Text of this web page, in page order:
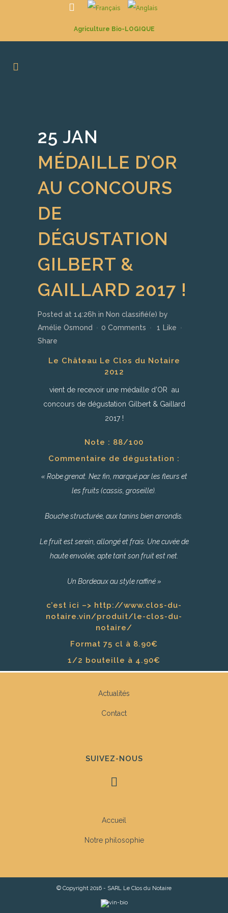
Agriculture Bio-LOGIQUE
25 JAN
MÉDAILLE D’OR
AU CONCOURS
DE
DÉGUSTATION
GILBERT &
GAILLARD 2017 !
Posted at 14:26h in Non classifié(e) by
Amélie Osmond
0 Comments 1 Like
Share
Le Château Le Clos du Notaire
2012
vient de recevoir une médaille d’OR au
concours de dégustation Gilbert & Gaillard
2017 !
Note : 88/100
Commentaire de dégustation :
« Robe grenat. Nez fin, marqué par les fleurs et
les fruits (cassis, groseille).
Bouche structurée, aux tanins bien arrondis.
Le fruit est serein, allongé et frais. Une cuvée de
haute envolée, apte tant son fruit est net.
Un Bordeaux au style raffiné »
c’est ici –> http://www.clos-du-
notaire.vin/produit/le-clos-du-
notaire/
Format 75 cl à 8.90€
1/2 bouteille à 4.90€
Actualités
Contact
SUIVEZ-NOUS
Accueil
Notre philosophie
© Copyright 2016 - SARL Le Clos du Notaire